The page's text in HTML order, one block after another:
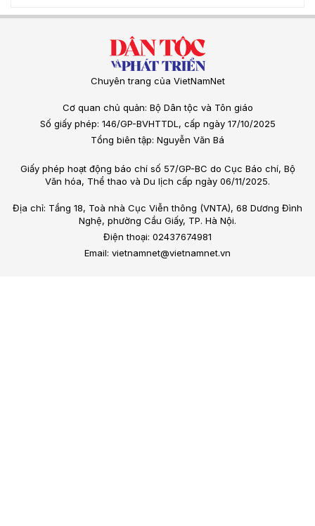
Chuyên trang của VietNamNet
Cơ quan chủ quản: Bộ Dân tộc và Tôn giáo
Số giấy phép: 146/GP-BVHTTDL, cấp ngày 17/10/2025
Tổng biên tập: Nguyễn Văn Bá
Giấy phép hoạt động báo chí số 57/GP-BC do Cục Báo chí, Bộ
Văn hóa, Thể thao và Du lịch cấp ngày 06/11/2025.
Địa chỉ: Tầng 18, Toà nhà Cục Viễn thông (VNTA), 68 Dương Đình
Nghệ, phường Cầu Giấy, TP. Hà Nội.
Điện thoại: 02437674981
Email: vietnamnet@vietnamnet.vn